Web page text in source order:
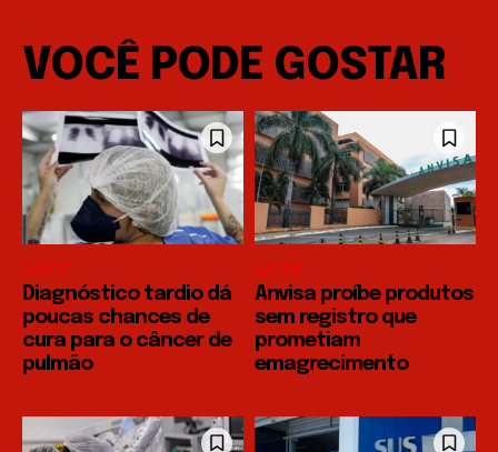
VOCÊ PODE GOSTAR
SAÚDE
Diagnóstico tardio dá
poucas chances de
cura para o câncer de
pulmão
SAÚDE
Anvisa proíbe produtos
sem registro que
prometiam
emagrecimento